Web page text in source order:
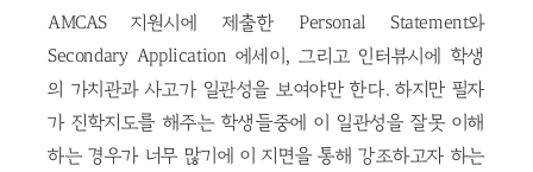
AMCAS 지원시에 제출한 Personal Statement와
Secondary Application 에세이, 그리고 인터뷰시에 학생
의 가치관과 사고가 일관성을 보여야만 한다. 하지만 필자
가 진학지도를 해주는 학생들중에 이 일관성을 잘못 이해
하는 경우가 너무 많기에 이 지면을 통해 강조하고자 하는